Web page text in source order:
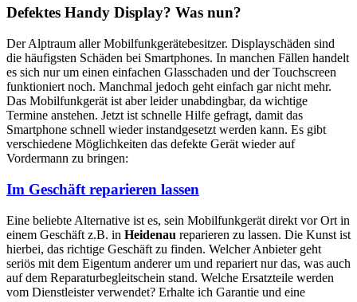
Defektes Handy Display? Was nun?
Der Alptraum aller Mobilfunkgerätebesitzer. Displayschäden sind
die häufigsten Schäden bei Smartphones. In manchen Fällen handelt
es sich nur um einen einfachen Glasschaden und der Touchscreen
funktioniert noch. Manchmal jedoch geht einfach gar nicht mehr.
Das Mobilfunkgerät ist aber leider unabdingbar, da wichtige
Termine anstehen. Jetzt ist schnelle Hilfe gefragt, damit das
Smartphone schnell wieder instandgesetzt werden kann. Es gibt
verschiedene Möglichkeiten das defekte Gerät wieder auf
Vordermann zu bringen:
Im Geschäft reparieren lassen
Eine beliebte Alternative ist es, sein Mobilfunkgerät direkt vor Ort in
einem Geschäft z.B. in Heidenau reparieren zu lassen. Die Kunst ist
hierbei, das richtige Geschäft zu finden. Welcher Anbieter geht
seriös mit dem Eigentum anderer um und repariert nur das, was auch
auf dem Reparaturbegleitschein stand. Welche Ersatzteile werden
vom Dienstleister verwendet? Erhalte ich Garantie und eine